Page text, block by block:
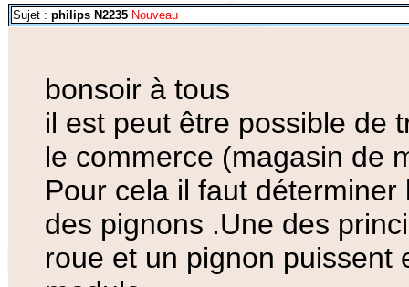
Sujet : philips N2235 Nouveau
bonsoir à tous
il est peut être possible de
le commerce (magasin de
Pour cela il faut
des pignons .Une des
roue et un pignon puissent